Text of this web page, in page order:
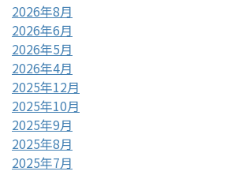
2026年8月
2026年6月
2026年5月
2026年4月
2025年12月
2025年10月
2025年9月
2025年8月
2025年7月